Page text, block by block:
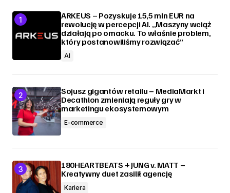
ARKEUS – Pozyskuje 15,5 mln EUR na
rewolucję w percepcji AI. „Maszyny wciąż
działają po omacku. To właśnie problem,
który postanowiliśmy rozwiązać”
AI
Sojusz gigantów retailu – MediaMarkt i
Decathlon zmieniają reguły gry w
marketingu ekosystemowym
E-commerce
180HEARTBEATS + JUNG v. MATT –
Kreatywny duet zasilił agencję
Kariera